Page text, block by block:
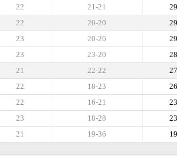
29
21-21
22
29
20-20
22
29
20-26
23
28
23-20
23
27
22-22
21
26
18-23
22
23
16-21
22
23
18-28
23
19
19-36
21